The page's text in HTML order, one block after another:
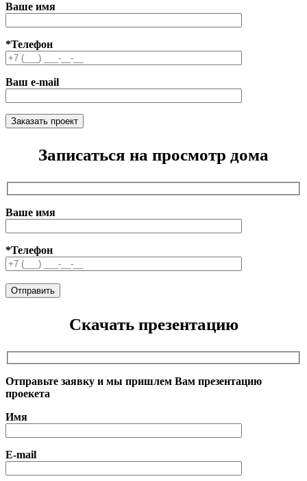
Ваше имя
*Телефон
Ваш e-mail
Записаться на просмотр дома
Ваше имя
*Телефон
Скачать презентацию
Отправьте заявку и мы пришлем Вам презентацию
проекета
Имя
E-mail